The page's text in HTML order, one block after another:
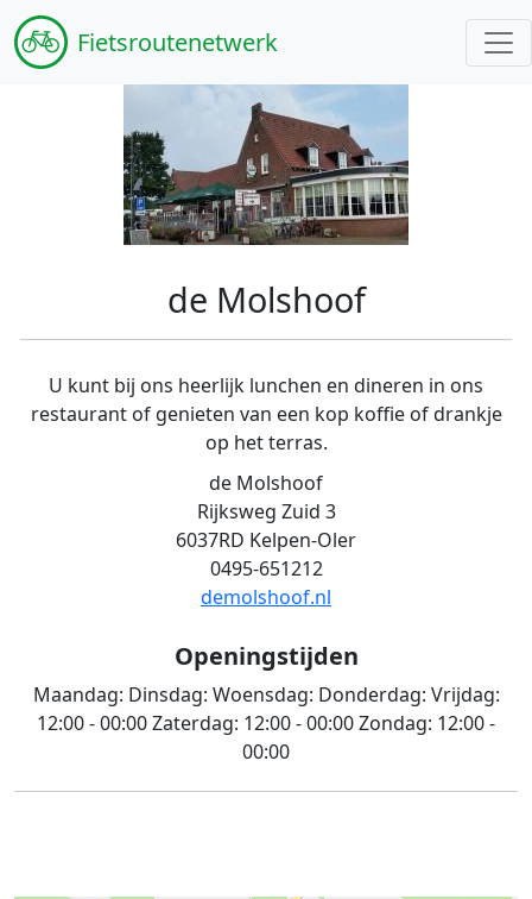
Fietsroutenetwerk
de Molshoof
U kunt bij ons heerlijk lunchen en dineren in ons
restaurant of genieten van een kop koffie of drankje
op het terras.
de Molshoof
Rijksweg Zuid 3
6037RD Kelpen-Oler
0495-651212
demolshoof.nl
Openingstijden
Maandag: Dinsdag: Woensdag: Donderdag: Vrijdag:
12:00 - 00:00Zaterdag: 12:00 - 00:00Zondag: 12:00 -
00:00